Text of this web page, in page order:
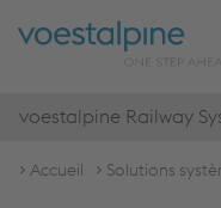
voestalpine Railway
Accueil Solutions